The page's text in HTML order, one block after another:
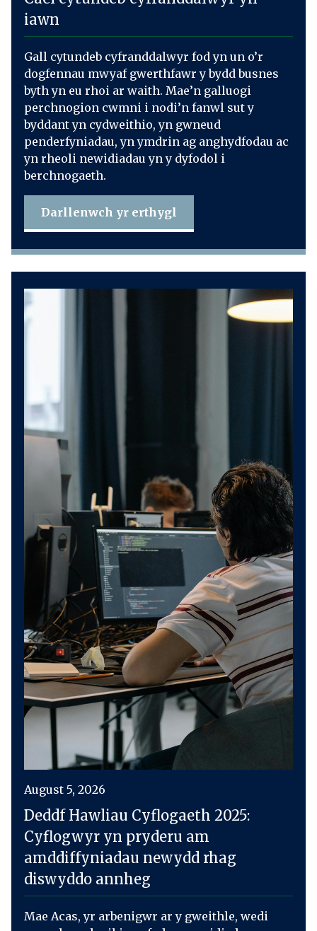
iawn
Gall cytundeb cyfranddalwyr fod yn un o’r
dogfennau mwyaf gwerthfawr y bydd busnes
byth yn eu rhoi ar waith. Mae’n galluogi
perchnogion cwmni i nodi’n fanwl sut y
byddant yn cydweithio, yn gwneud
penderfyniadau, yn ymdrin ag anghydfodau ac
yn rheoli newidiadau yn y dyfodol i
berchnogaeth.
Darllenwch yr erthygl
August 5, 2026
Deddf Hawliau Cyflogaeth 2025:
Cyflogwyr yn pryderu am
amddiffyniadau newydd rhag
diswyddo annheg
Mae Acas, yr arbenigwr ar y gweithle, wedi